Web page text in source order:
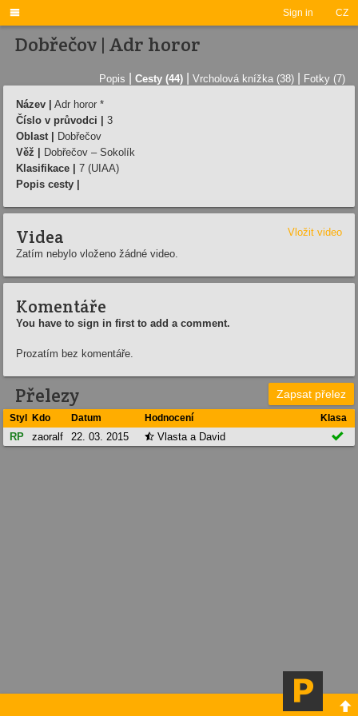
Sign in CZ

Dobřečov | Adr horor
Popis Cesty (44) Vrcholová knížka (38) Fotky (7)
Název |
Adr horor *
Číslo v průvodci |
3
Oblast |
Dobřečov
Věž |
Dobřečov – Sokolík
Klasifikace |
7 (UIAA)
Popis cesty |
Videa
Vložit video
Zatím nebylo vloženo žádné video.
Komentáře
You have to sign in first to add a comment.
Prozatím bez komentáře.
Přelezy Zapsat přelez
Styl Kdo Datum Hodnocení Klasa
RP zaoralf 22. 03. 2015  Vlasta a David 
